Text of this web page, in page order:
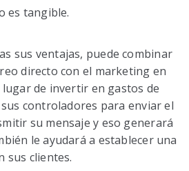
es tangible.
sus ventajas, puede combinar
directo con el marketing en
de invertir en gastos de
controladores para enviar el
su mensaje y eso generará
le ayudará a establecer una
sus clientes.